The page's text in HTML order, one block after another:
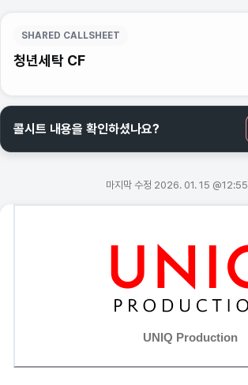
SHARED CALLSHEET
청년세탁 CF
콜시트 내용을 확인하셨나요?
마지막 수정 2026. 01. 15 @12:55
UNIQ Production